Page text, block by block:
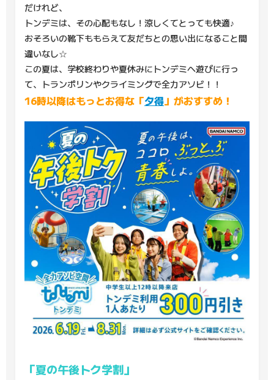
だけれど、
トンデミは、その心配もなし！涼しくてとっても快適♪
おそろいの靴下ももらえて友だちとの思い出になること間
違いなし☆
この夏は、学校終わりや夏休みにトンデミへ遊びに行っ
て、トランポリンやクライミングで全力アソビ！！
16時以降はもっとお得な「夕得」がおすすめ！
「夏の午後トク学割」